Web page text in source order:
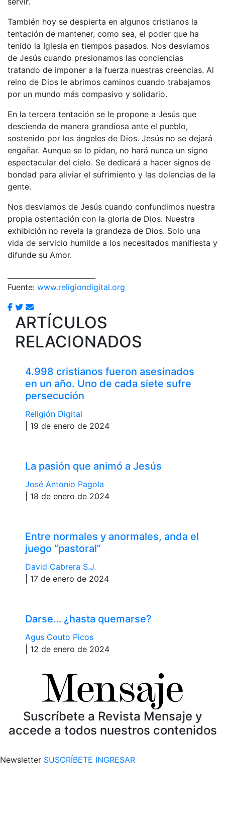
También hoy se despierta en algunos cristianos la
tentación de mantener, como sea, el poder que ha
tenido la Iglesia en tiempos pasados. Nos desviamos
de Jesús cuando presionamos las conciencias
tratando de imponer a la fuerza nuestras creencias. Al
reino de Dios le abrimos caminos cuando trabajamos
por un mundo más compasivo y solidario.
En la tercera tentación se le propone a Jesús que
descienda de manera grandiosa ante el pueblo,
sostenido por los ángeles de Dios. Jesús no se dejará
engañar. Aunque se lo pidan, no hará nunca un signo
espectacular del cielo. Se dedicará a hacer signos de
bondad para aliviar el sufrimiento y las dolencias de la
gente.
Nos desviamos de Jesús cuando confundimos nuestra
propia ostentación con la gloria de Dios. Nuestra
exhibición no revela la grandeza de Dios. Solo una
vida de servicio humilde a los necesitados manifiesta y
difunde su Amor.
Fuente: www.religiondigital.org
ARTÍCULOS
RELACIONADOS
4.998 cristianos fueron asesinados
en un año. Uno de cada siete sufre
persecución
Religión Digital
| 19 de enero de 2024
La pasión que animó a Jesús
José Antonio Pagola
| 18 de enero de 2024
Entre normales y anormales, anda el
juego “pastoral”
David Cabrera S.J.
| 17 de enero de 2024
Darse… ¿hasta quemarse?
Agus Couto Picos
| 12 de enero de 2024
Suscríbete a Revista Mensaje y
accede a todos nuestros contenidos
Newsletter SUSCRÍBETE INGRESAR